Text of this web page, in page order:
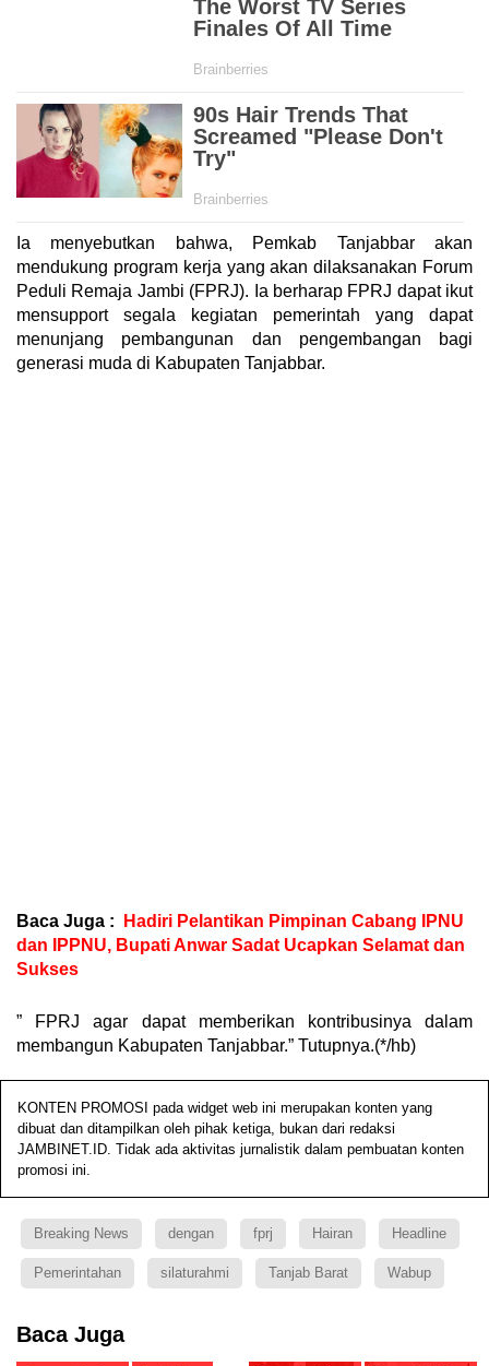
Ia menyebutkan bahwa, Pemkab Tanjabbar akan
mendukung program kerja yang akan dilaksanakan Forum
Peduli Remaja Jambi (FPRJ). Ia berharap FPRJ dapat ikut
mensupport segala kegiatan pemerintah yang dapat
menunjang pembangunan dan pengembangan bagi
generasi muda di Kabupaten Tanjabbar.
Baca Juga :
Hadiri Pelantikan Pimpinan Cabang IPNU
dan IPPNU, Bupati Anwar Sadat Ucapkan Selamat dan
Sukses
” FPRJ agar dapat memberikan kontribusinya dalam
membangun Kabupaten Tanjabbar.” Tutupnya.(*/hb)
KONTEN PROMOSI pada widget web ini merupakan konten yang
dibuat dan ditampilkan oleh pihak ketiga, bukan dari redaksi
JAMBINET.ID. Tidak ada aktivitas jurnalistik dalam pembuatan konten
promosi ini.
Breaking News dengan fprj Hairan Headline
Pemerintahan silaturahmi Tanjab Barat Wabup
Baca Juga